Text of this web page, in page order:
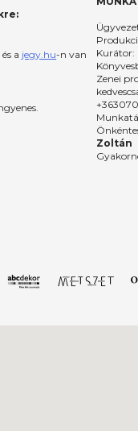
a jegy.hu-n van
Kurátor:
Zenei
Zoltán